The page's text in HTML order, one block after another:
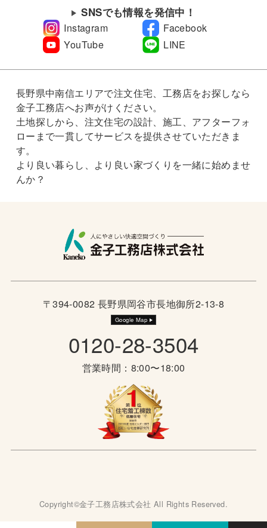
SNSでも情報を発信中！
Instagram
Facebook
YouTube
LINE
長野県中南信エリアで注文住宅、工務店をお探しなら
金子工務店へお声がけください。
土地探しから、注文住宅の設計、施工、アフターフォ
ローまで一貫してサービスを提供させていただきま
す。
より良い暮らし、より良い家づくりを一緒に始めませ
んか？
〒394-0082 長野県岡谷市長地御所2-13-8
Google Map
0120-28-3504
営業時間：8:00〜18:00
Copyright©金子工務店株式会社 All Rights Reserved.